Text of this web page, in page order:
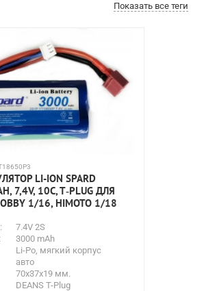
Аккумуляторы для вертолетов
Для страйкбола
Gens Ace GNB
Team Orion Traxxas Li-Po
Показать все теги
LI-ION SPARD
7,4V, 10C, T‐PLUG ДЛЯ
1/16, HIMOTO 1/18
7.4V 2S
3000 mAh
Li-Po, мягкий корпус
авто
70x37x19 мм.
DEANS T-Plug